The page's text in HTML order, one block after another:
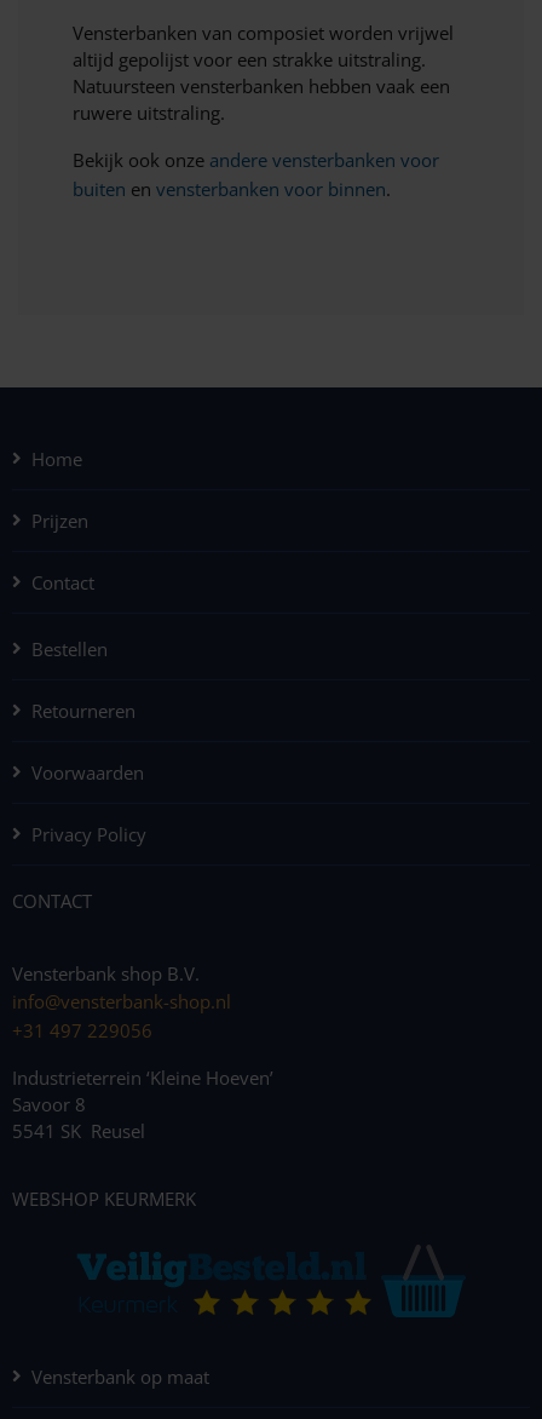
Vensterbanken van composiet worden vrijwel
altijd gepolijst voor een strakke uitstraling.
Natuursteen vensterbanken hebben vaak een
ruwere uitstraling.
Bekijk ook onze andere vensterbanken voor
buiten en vensterbanken voor binnen.
Home
Prijzen
Contact
Bestellen
Retourneren
Voorwaarden
Privacy Policy
CONTACT
Vensterbank shop B.V.
info@vensterbank-shop.nl
+31 497 229056
Industrieterrein ‘Kleine Hoeven’
Savoor 8
5541 SK Reusel
WEBSHOP KEURMERK
Vensterbank op maat